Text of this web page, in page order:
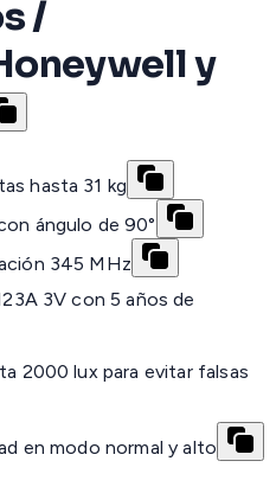
/
y
hasta 31 kg
ángulo de 90°
345 MHz
3V con 5 años de
2000 lux para evitar falsas
en modo normal y alto